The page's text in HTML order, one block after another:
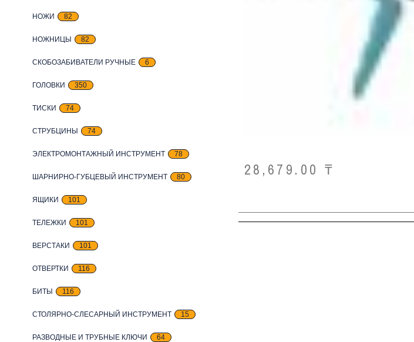
НОЖИ 82
НОЖНИЦЫ 82
СКОБОЗАБИВАТЕЛИ РУЧНЫЕ 6
ГОЛОВКИ 350
ТИСКИ 74
СТРУБЦИНЫ 74
ЭЛЕКТРОМОНТАЖНЫЙ ИНСТРУМЕНТ 78
ШАРНИРНО-ГУБЦЕВЫЙ ИНСТРУМЕНТ 80
ЯЩИКИ 101
ТЕЛЕЖКИ 101
ВЕРСТАКИ 101
ОТВЕРТКИ 116
БИТЫ 116
СТОЛЯРНО-СЛЕСАРНЫЙ ИНСТРУМЕНТ 15
РАЗВОДНЫЕ И ТРУБНЫЕ КЛЮЧИ 64
28,679.00 ₸